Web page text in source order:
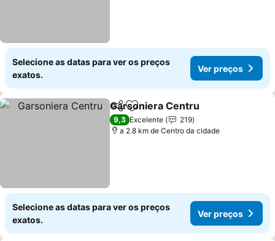
Selecione as datas para ver os preços
exatos.
Ver preços
PartilharAdicionar aos favoritos
Garsoniera Centru
9,3 Excelente
219
a 2.8 km de Centro da cidade
Selecione as datas para ver os preços
exatos.
Ver preços